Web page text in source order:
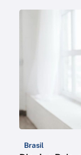
Brasil